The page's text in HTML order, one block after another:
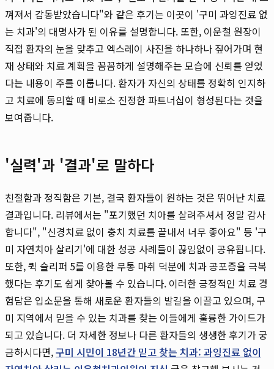
껴져서 감동받았습니다"와 같은 후기는 이곳이 '구미 과잉진료 없
는 치과'의 대명사가 된 이유를 설명합니다. 또한, 이운철 원장이
직접 환자의 눈을 맞추고 엑스레이 사진을 하나하나 짚어가며 현
재 상태와 치료 계획을 꼼꼼하게 설명해주는 모습에 신뢰를 얻었
다는 내용이 주를 이룹니다. 환자가 자신의 상태를 정확히 인지하
고 치료에 동의할 때 비로소 진정한 파트너십이 형성된다는 것을
보여줍니다.
'실력'과 '결과'로 말하다
친절함과 정직함은 기본, 결국 환자들이 원하는 것은 뛰어난 치료
결과입니다. 리뷰에서는 "포기했던 치아를 살려주셔서 정말 감사
합니다", "신경치료 없이 충치 치료를 끝내서 너무 좋아요" 등 '구
미 자연치아 살리기'에 대한 성공 사례들이 끊임없이 공유됩니다.
또한, 퀵 슬리퍼 5를 이용한 무통 마취 덕분에 치과 공포증을 극복
했다는 후기도 쉽게 찾아볼 수 있습니다. 이러한 긍정적인 치료 경
험담은 입소문을 통해 새로운 환자들의 발길을 이끌고 있으며, 구
미 지역에서 믿을 수 있는 치과를 찾는 이들에게 훌륭한 가이드가
되고 있습니다. 더 자세한 정보나 다른 환자들의 생생한 후기가 궁
금하시다면,구미 시민이 18년간 믿고 찾는 치과: 과잉진료 없이